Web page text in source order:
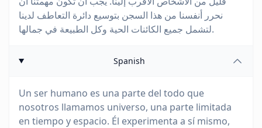
نحرر أنفسنا من هذا السجن بتوسيع دائرة التعاطف لدينا
لتشمل جميع الكائنات الحية وكل الطبيعة في جمالها.
Spanish
Un ser humano es una parte del todo que
nosotros llamamos universo, una parte limitada
en tiempo y espacio. Él experimenta a sí mismo,